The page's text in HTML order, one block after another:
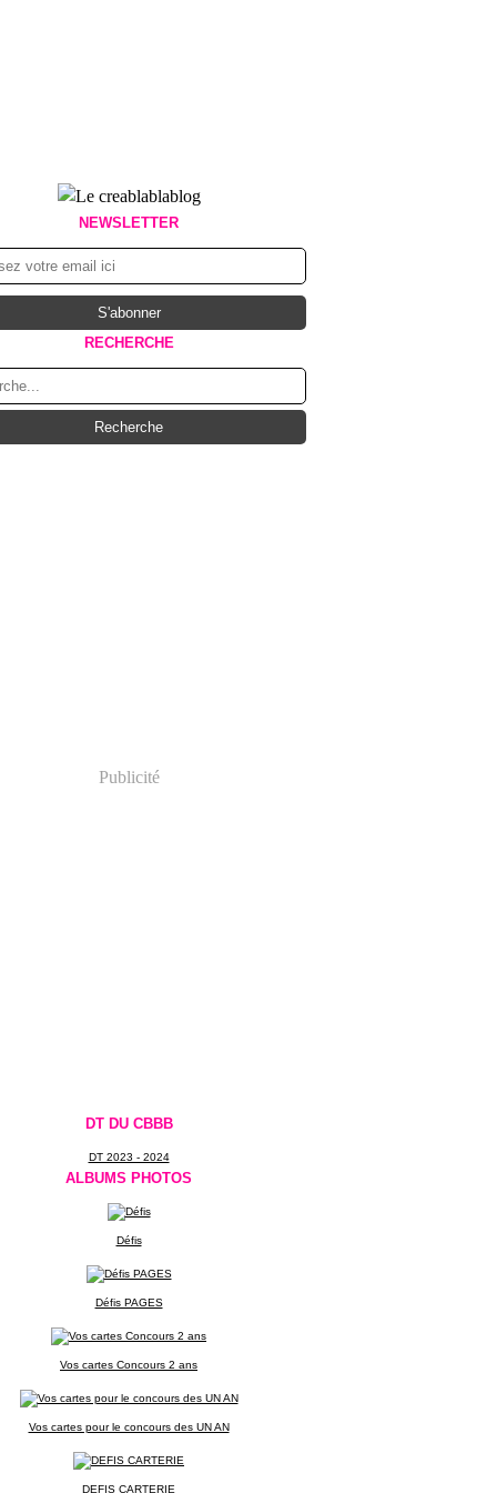
NEWSLETTER
RECHERCHE
Publicité
DT DU CBBB
DT 2023 - 2024
ALBUMS PHOTOS
Défis
Défis PAGES
Vos cartes Concours 2 ans
Vos cartes pour le concours des UN AN
DEFIS CARTERIE